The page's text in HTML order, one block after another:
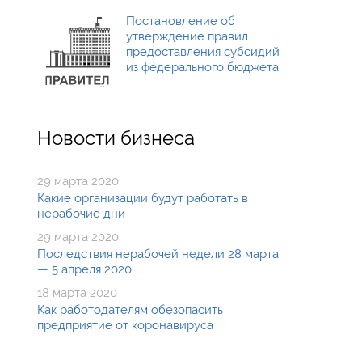
Постановление об
утверждение правил
предоставления субсидий
из федерального бюджета
Новости бизнеса
29 марта 2020
Какие организации будут работать в
нерабочие дни
29 марта 2020
Последствия нерабочей недели 28 марта
— 5 апреля 2020
18 марта 2020
Как работодателям обезопасить
предприятие от коронавируса